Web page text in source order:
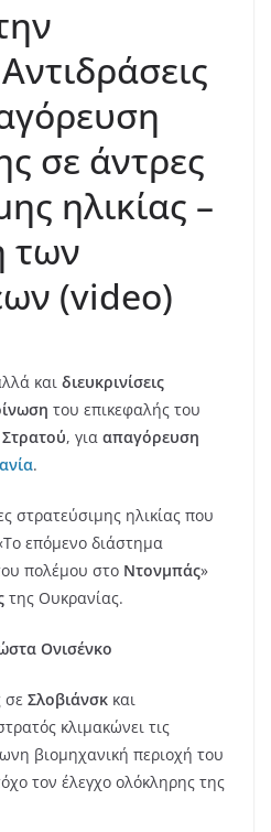
σε άντρες
ηλικίας –
των
(video)
και διευκρινίσεις
του επικεφαλής του
, για απαγόρευση
.
στρατεύσιμης ηλικίας που
επόμενο διάστημα
πολέμου στο Ντονμπάς»
της Ουκρανίας.
Ονισένκο
σε Σλοβιάνσκ και
κλιμακώνει τις
βιομηχανική περιοχή του
τον έλεγχο ολόκληρης της